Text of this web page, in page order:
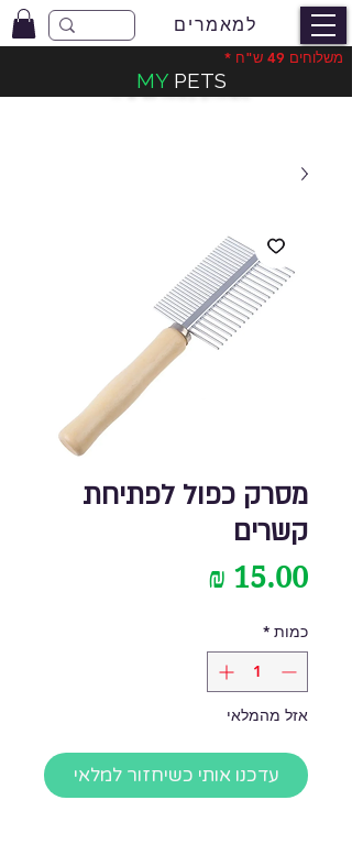
למאמרים
משלוחים בעלות 49 ש"ח
משלוחים 49 ש"ח *
MY PETS
מסרק כפול לפתיחת
קשרים
כמות *
אזל מהמלאי
עדכנו אותי כשיחזור למלאי